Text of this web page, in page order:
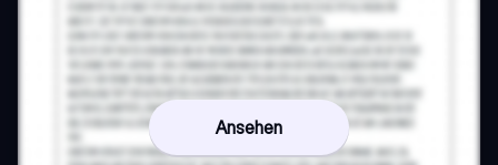
Ansehen